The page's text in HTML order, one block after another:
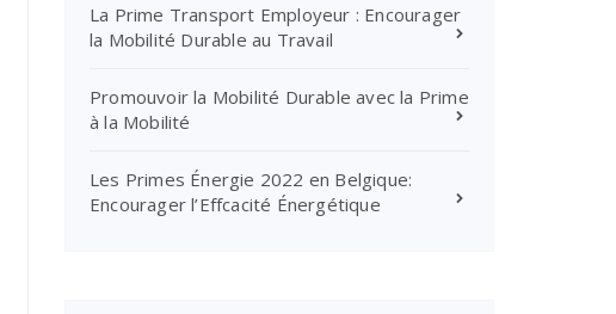
La Prime Transport Employeur : Encourager
la Mobilité Durable au Travail
Promouvoir la Mobilité Durable avec la Prime
à la Mobilité
Les Primes Énergie 2022 en Belgique:
Encourager l’Effcacité Énergétique